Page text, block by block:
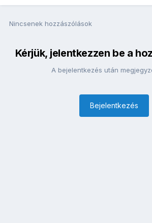
Nincsenek hozzászólások
Kérjük, jelentkezzen be a
A bejelentkezés után
Bejelentkezés